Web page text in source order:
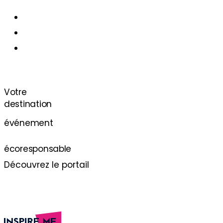
Votre
destination
événement
écoresponsable
Découvrez le portail